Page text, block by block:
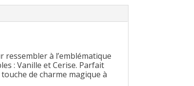
ressembler à l’emblématique
: Vanille et Cerise. Parfait
de charme magique à